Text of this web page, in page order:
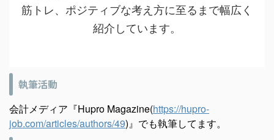
筋トレ、ポジティブな考え方に至るまで幅広く
紹介しています。
執筆活動
会計メディア『Hupro Magazine(https://hupro-
job.com/articles/authors/49)』でも執筆してます。